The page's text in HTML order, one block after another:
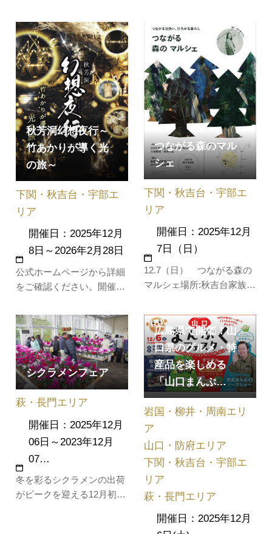
にしたあたたかなクリスマ
スイベントがやってきま
す。「美祢市で体験した楽
しい時間」が心に残る、あ
たたかい思い出となります
ように。都会のような大規
模イベン…
秋芳洞幻想夜行～
竹あかりが導く光
の旅～
公式ホームページから詳細
をご確認ください。開催概
~竹あかりが導く光の旅~日
時2025年12月8日～2026年
2月28日17:30～19:30※当
日の進行状況により時間が
前後する場合がございま
す。場所特別天然記念物
「秋芳洞」チケット・宿泊
無しプラン・・…
下関・秋吉台・宇部エ
リア
開催日：2025年12月
8日～2026年2月28日
つながる森のマル
シェ
12.7（日） つながる森の
マルシェ場所:秋吉台家族旅
（日）10:00～15:00たくさ
んの方が出店されます！幅
広い世代の方が、楽しめる
イベントです。ぜひ皆さま
お越しください。お待ちし
ております！
下関・秋吉台・宇部エ
リア
開催日：2025年12月
7日（日）
シクラメンフェア
冬を彩るシクラメンの出荷
がピークを迎える12月初め
萩・長門エリア
開催日：2025年12月
06日～2023年12月
07…
広島県で開催！山
口県のグルメ・特
産品を楽しめる
「山口まんぷ…
岩国・柳井・周南エリ
ア
山口・防府エリア
下関・秋吉台・宇部エ
リア
萩・長門エリア
開催日：2025年12月